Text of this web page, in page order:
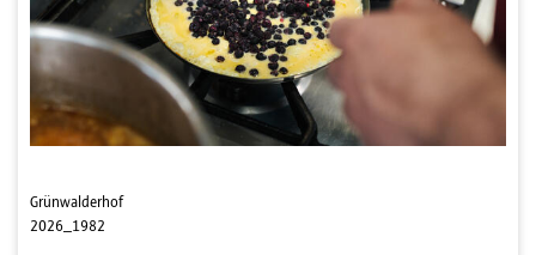
Grünwalderhof
2026_1982